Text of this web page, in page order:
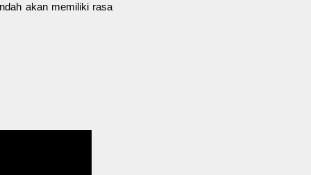
akan memiliki rasa